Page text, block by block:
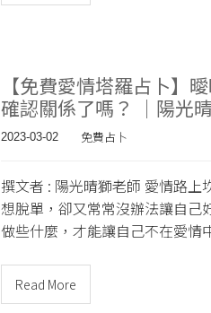
【免費愛情塔羅占卜】
確認關係了嗎？ ｜陽光
2023-03-02 免費占卜
撰文者 : 陽光晴獅老師 愛情路
想脫單，卻又常常沒辦法讓自己
做些什麼，才能讓自己不在愛情
Read More